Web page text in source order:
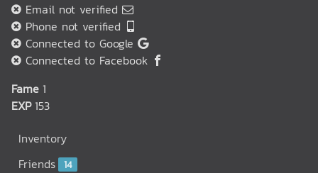
Email not verified
Phone not verified
Connected to Google
Connected to Facebook
Fame 1
EXP 153
Inventory
Friends 14